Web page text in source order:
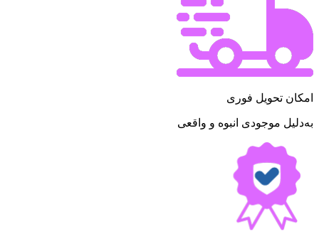
امکان تحویل فوری
به‌دلیل موجودی انبوه و واقعی